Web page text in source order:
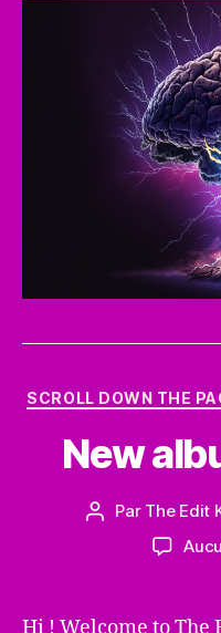
SCROLL DOWN THE
New
Auteur
Par The Edit